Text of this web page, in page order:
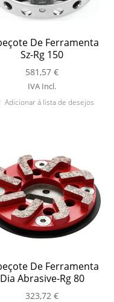
De Ferramenta
Sz-Rg 150
581,57€
IVA Incl.
Adicionar á lista de desejos
De Ferramenta
Dia Abrasive-Rg 80
323,72€